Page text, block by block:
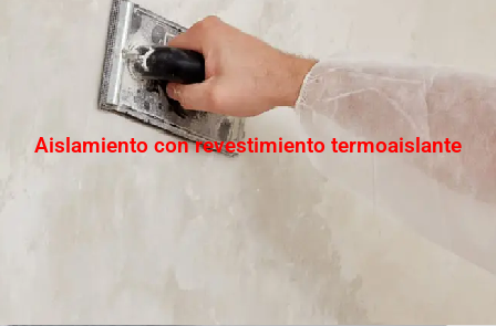
Aislamiento con revestimiento termoaislante